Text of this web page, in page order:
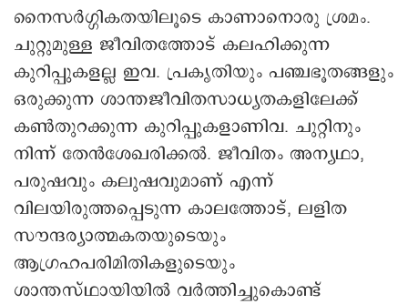
നൈസര്‍ഗ്ഗികതയിലൂടെ കാണാനൊരു ശ്രമം.
ചുറ്റുമുള്ള ജീവിതത്തോട് കലഹിക്കുന്ന
കുറിപ്പുകളല്ല ഇവ. പ്രകൃതിയും പഞ്ചഭൂതങ്ങളും
ഒരുക്കുന്ന ശാന്തജീവിതസാധ്യതകളിലേക്ക്
കണ്‍തുറക്കുന്ന കുറിപ്പുകളാണിവ. ചുറ്റിനും
നിന്ന് തേന്‍ശേഖരിക്കല്‍. ജീവിതം അന്യഥാ,
പരുഷവും കലുഷവുമാണ് എന്ന്
വിലയിരുത്തപ്പെടുന്ന കാലത്തോട്, ലളിത
സൗന്ദര്യാത്മകതയുടെയും
ആഗ്രഹപരിമിതികളുടെയും
ശാന്തസ്ഥായിയില്‍ വര്‍ത്തിച്ചുകൊണ്ട്